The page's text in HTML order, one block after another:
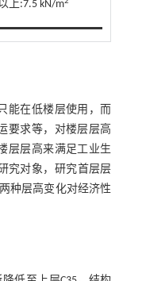
上:7.5 kN/m
能在低楼层使用，而
要求等，对楼层层高
层层高来满足工业生
究对象，研究首层层
种层高变化对经济性